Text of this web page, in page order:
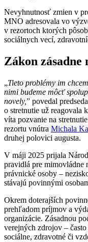
Nevyhnutnosť zmien v
MNO adresovala vo
v rezortoch ktorých
sociálnych vecí,
Zákon
„Tieto problémy im
nimi budeme môcť
novely,” povedal
o stretnutie už reagovala
víta pozvanie na
rezortu vnútra Michala
druhej polovici augusta.
V máji 2025 prijala
pravidlá pre mimovládne
právnické osoby –
stávajú povinnými
Okrem doterajších
prehľadom príjmov a
organizácie. Zásadnou
verejných zdrojov –
sociálne, zdravotné či